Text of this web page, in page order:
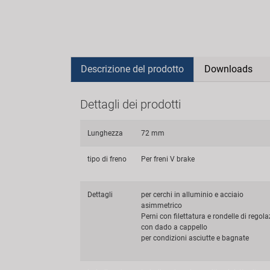
Descrizione del prodotto Downloads
Dettagli dei prodotti
Lunghezza 72 mm
tipo di freno Per freni V brake
Dettagli
per cerchi in alluminio e acciaio
asimmetrico
Perni con filettatura e rondelle di
con dado a cappello
per condizioni asciutte e bagnate